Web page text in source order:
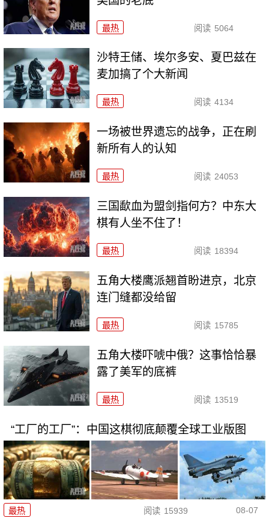
最热 阅读 5064
沙特王储、埃尔多安、夏巴兹在
麦加搞了个大新闻
最热 阅读 4134
一场被世界遗忘的战争，正在刷
新所有人的认知
最热 阅读 24053
三国歃血为盟剑指何方？中东大
棋有人坐不住了！
最热 阅读 18394
五角大楼鹰派翘首盼进京，北京
连门缝都没给留
最热 阅读 15785
五角大楼吓唬中俄？这事恰恰暴
露了美军的底裤
最热 阅读 13519
“工厂的工厂”：中国这棋彻底颠覆全球工业版图
最热 阅读 15939 08-07